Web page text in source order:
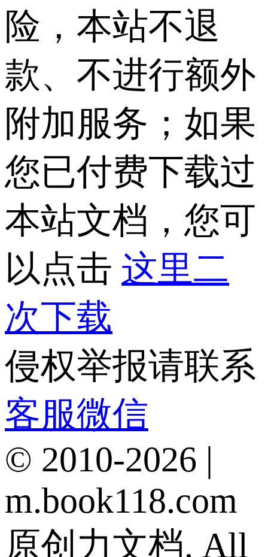
险，本站不退
款、不进行额外
附加服务；如果
您已付费下载过
本站文档，您可
以点击 这里二
次下载
侵权举报请联系
客服微信
© 2010-2026 |
m.book118.com
原创力文档. All